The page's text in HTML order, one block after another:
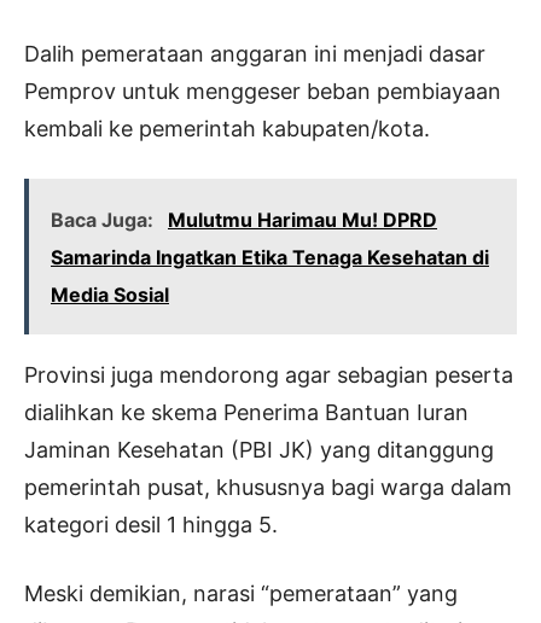
Dalih pemerataan anggaran ini menjadi dasar
Pemprov untuk menggeser beban pembiayaan
kembali ke pemerintah kabupaten/kota.
Baca Juga:
Mulutmu Harimau Mu! DPRD
Samarinda Ingatkan Etika Tenaga Kesehatan di
Media Sosial
Provinsi juga mendorong agar sebagian peserta
dialihkan ke skema Penerima Bantuan Iuran
Jaminan Kesehatan (PBI JK) yang ditanggung
pemerintah pusat, khususnya bagi warga dalam
kategori desil 1 hingga 5.
Meski demikian, narasi “pemerataan” yang